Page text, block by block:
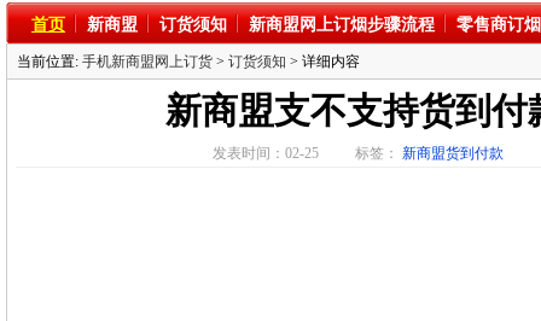
首页 新商盟 订货须知 新商盟网上订烟步骤流程 零售商订
当前位置: 手机新商盟网上订货 > 订货须知 > 详细内容
新商盟支不支持货到付
发表时间：02-25 标签： 新商盟货到付款